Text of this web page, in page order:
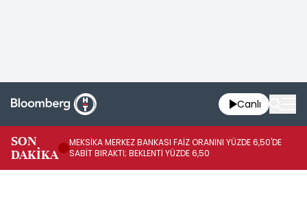
Canlı
SON
DAKİKA
MEKSİKA MERKEZ BANKASI FAİZ ORANINI YÜZDE 6,50'DE
SABİT BIRAKTI; BEKLENTİ YÜZDE 6,50